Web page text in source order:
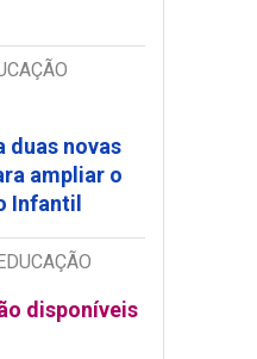
duas novas
ampliar o
Infantil
disponíveis